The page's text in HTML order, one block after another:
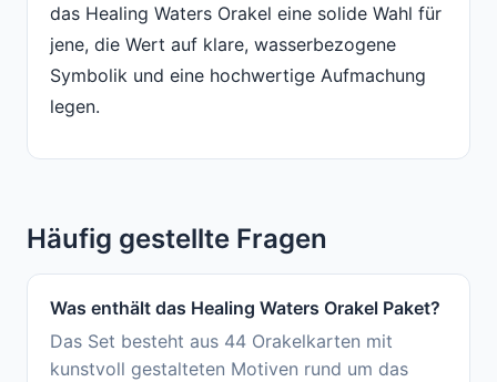
das Healing Waters Orakel eine solide Wahl für
jene, die Wert auf klare, wasserbezogene
Symbolik und eine hochwertige Aufmachung
legen.
Häufig gestellte Fragen
Was enthält das Healing Waters Orakel Paket?
Das Set besteht aus 44 Orakelkarten mit
kunstvoll gestalteten Motiven rund um das